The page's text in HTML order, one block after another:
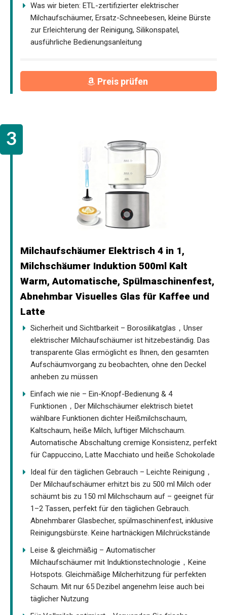
Was wir bieten: ETL-zertifizierter elektrischer
Milchaufschäumer, Ersatz-Schneebesen, kleine Bürste
zur Erleichterung der Reinigung, Silikonspatel,
ausführliche Bedienungsanleitung
Preis prüfen
Milchaufschäumer Elektrisch 4 in 1,
Milchschäumer Induktion 500ml Kalt
Warm, Automatische, Spülmaschinenfest,
Abnehmbar Visuelles Glas für Kaffee und
Latte
Sicherheit und Sichtbarkeit – Borosilikatglas，Unser
elektrischer Milchaufschäumer ist hitzebeständig. Das
transparente Glas ermöglicht es Ihnen, den gesamten
Aufschäumvorgang zu beobachten, ohne den Deckel
anheben zu müssen
Einfach wie nie – Ein-Knopf-Bedienung & 4
Funktionen，Der Milchschäumer elektrisch bietet
wählbare Funktionen dichter Heißmilchschaum,
Kaltschaum, heiße Milch, luftiger Milchschaum.
Automatische Abschaltung cremige Konsistenz, perfekt
für Cappuccino, Latte Macchiato und heiße Schokolade
Ideal für den täglichen Gebrauch – Leichte Reinigung，
Der Milchaufschäumer erhitzt bis zu 500 ml Milch oder
schäumt bis zu 150 ml Milchschaum auf – geeignet für
1–2 Tassen, perfekt für den täglichen Gebrauch.
Abnehmbarer Glasbecher, spülmaschinenfest, inklusive
Reinigungsbürste. Keine hartnäckigen Milchrückstände
Leise & gleichmäßig – Automatischer
Milchaufschäumer mit Induktionstechnologie，Keine
Hotspots. Gleichmäßige Milcherhitzung für perfekten
Schaum. Mit nur 65 Dezibel angenehm leise auch bei
täglicher Nutzung